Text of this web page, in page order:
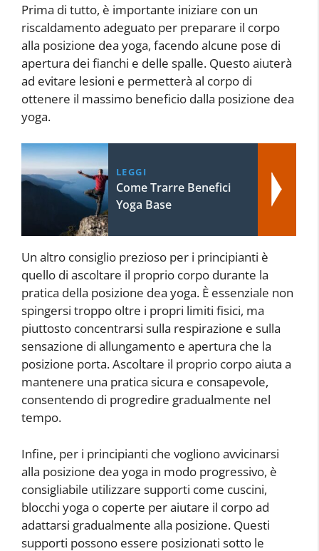
Prima di tutto, è importante iniziare con un
riscaldamento adeguato per preparare il corpo
alla posizione dea yoga, facendo alcune pose di
apertura dei fianchi e delle spalle. Questo aiuterà
ad evitare lesioni e permetterà al corpo di
ottenere il massimo beneficio dalla posizione dea
yoga.
LEGGI
Come Trarre Benefici
Yoga Base
Un altro consiglio prezioso per i principianti è
quello di ascoltare il proprio corpo durante la
pratica della posizione dea yoga. È essenziale non
spingersi troppo oltre i propri limiti fisici, ma
piuttosto concentrarsi sulla respirazione e sulla
sensazione di allungamento e apertura che la
posizione porta. Ascoltare il proprio corpo aiuta a
mantenere una pratica sicura e consapevole,
consentendo di progredire gradualmente nel
tempo.
Infine, per i principianti che vogliono avvicinarsi
alla posizione dea yoga in modo progressivo, è
consigliabile utilizzare supporti come cuscini,
blocchi yoga o coperte per aiutare il corpo ad
adattarsi gradualmente alla posizione. Questi
supporti possono essere posizionati sotto le